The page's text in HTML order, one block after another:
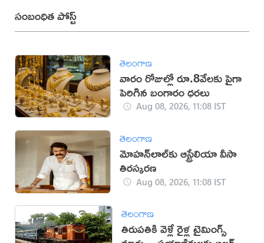
సంబంధిత పోస్ట్
తెలంగాణ
వారం రోజుల్లో రూ.8వేలకు పైగా
పెరిగిన బంగారం ధరలు
Aug 08, 2026, 11:08 IST
తెలంగాణ
మోహన్‌లాల్‌కు ఆస్ట్రేలియా వీసా
తిరస్కరణ
Aug 08, 2026, 11:08 IST
తెలంగాణ
తిరుపతికి వెళ్లే రైళ్ల టైమింగ్స్